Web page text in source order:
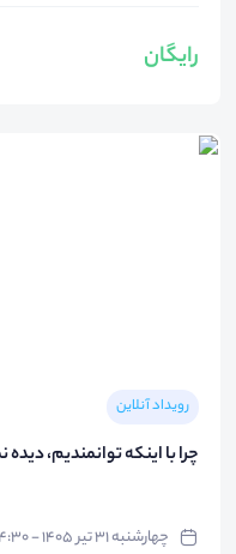
رایگان
رویداد آنلاین
چرا با اینکه توانمندیم،
چهارشنبه ۳۱ تیر ۱۴۰۵ - ۱۴:۳۰